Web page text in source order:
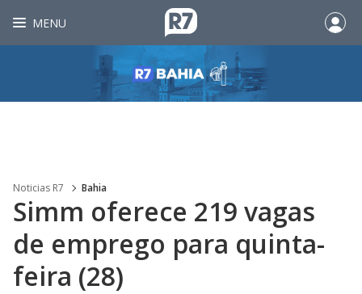
MENU
Noticias R7 Bahia
Simm oferece 219 vagas
de emprego para quinta-
feira (28)